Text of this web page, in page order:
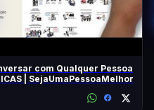
com Qualquer Pessoa
| SejaUmaPessoaMelhor